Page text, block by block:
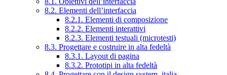
8.2. Elementi dell’interfaccia
8.2.1. Elementi di composizione
8.2.2. Elementi interattivi
8.2.3. Elementi testuali (microtesti)
8.3. Progettare e costruire in alta fedeltà
8.3.1. Layout di pagina
8.3.2. Prototipi in alta fedeltà